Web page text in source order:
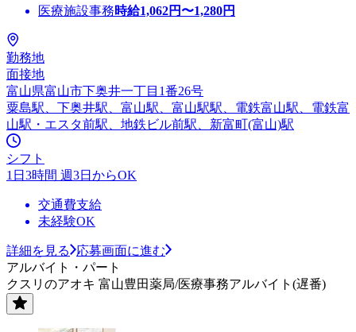
医療施設事務時給1,062円〜1,280円
勤務地
面接地
富山県富山市下奥井一丁目1番26号
粟島駅、下奥井駅、富山駅、富山駅駅、電鉄富山駅、電鉄富
山駅・エスタ前駅、地鉄ビル前駅、新富町(富山)駅
シフト
1日3時間 週3日からOK
交通費支給
未経験OK
詳細を見る
応募画面に進む
アルバイト・パート
クスリのアオキ 富山豊田薬局/医療事務アルバイト(遅番)